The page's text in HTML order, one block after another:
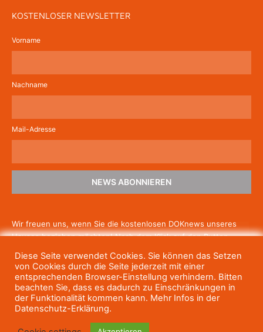
KOSTENLOSER NEWSLETTER
Vorname
Nachname
Mail-Adresse
NEWS ABONNIEREN
Wir freuen uns, wenn Sie die kostenlosen DOKnews unseres
Hauses beziehen möchten! Nach dem Klick auf den Button
um die Newsletter-Anmeldung abzuschließen. Wenn Sie unsere
Gratis-News irgendwann nicht mehr erhalten wollen, können
Siesich jederzeit einfach wieder abmelden.
Diese Seite verwendet Cookies. Sie können das Setzen
von Cookies durch die Seite jederzeit mit einer
entsprechenden Browser-Einstellung verhindern. Bitten
beachten Sie, dass es dadurch zu Einschränkungen in
der Funktionalität kommen kann. Mehr Infos in der
Datenschutz-Erklärung.